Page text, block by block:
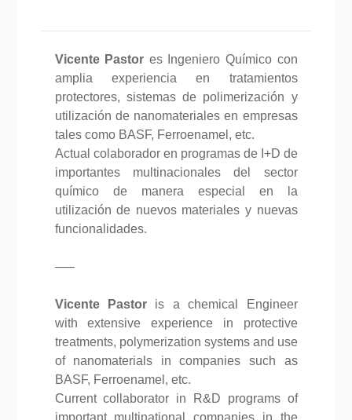
Vicente Pastor es Ingeniero Químico con
amplia experiencia en tratamientos
protectores, sistemas de polimerización y
utilización de nanomateriales en empresas
tales como BASF, Ferroenamel, etc.
Actual colaborador en programas de I+D de
importantes multinacionales del sector
químico de manera especial en la
utilización de nuevos materiales y nuevas
funcionalidades.
—–
Vicente Pastoris a chemical Engineer
with extensive experience in protective
treatments, polymerization systems and use
of nanomaterials in companies such as
BASF, Ferroenamel, etc.
Current collaborator in R&D programs of
important multinational companies in the